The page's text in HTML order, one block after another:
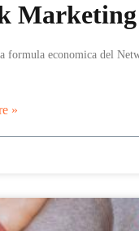
Marketing
formula economica del
»